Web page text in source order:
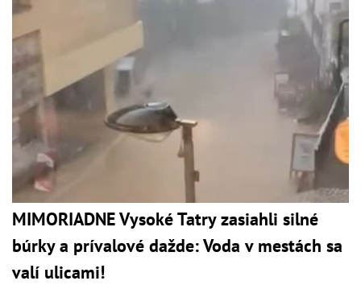
MIMORIADNE Vysoké Tatry zasiahli silné
búrky a prívalové dažde: Voda v mestách sa
valí ulicami!